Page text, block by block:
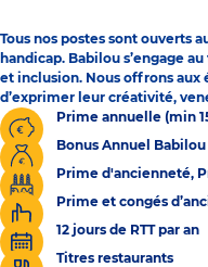
Tous nos postes sont ouverts
handicap. Babilou s’engage
et inclusion. Nous offrons aux
d’exprimer leur créativité,
Prime annuelle (min
Bonus Annuel Babilou
Prime d'ancienneté,
Prime et congés
12 jours de RTT par an
Titres restaurants